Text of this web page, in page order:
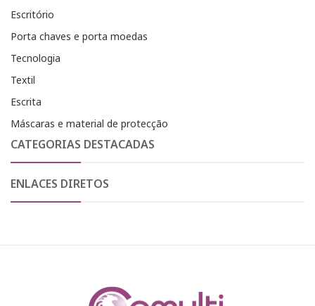
Escritório
Porta chaves e porta moedas
Tecnologia
Textil
Escrita
Máscaras e material de protecção
CATEGORIAS DESTACADAS
ENLACES DIRETOS